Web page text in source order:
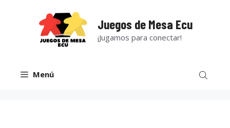
Juegos de Mesa Ecu
¡Jugamos para conectar!
Menú